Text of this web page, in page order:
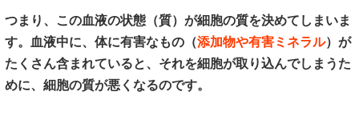
つまり、この血液の状態（質）が細胞の質を決めてしまいま
す。血液中に、体に有害なもの（添加物や有害ミネラル）が
たくさん含まれていると、それを細胞が取り込んでしまうた
めに、細胞の質が悪くなるのです。